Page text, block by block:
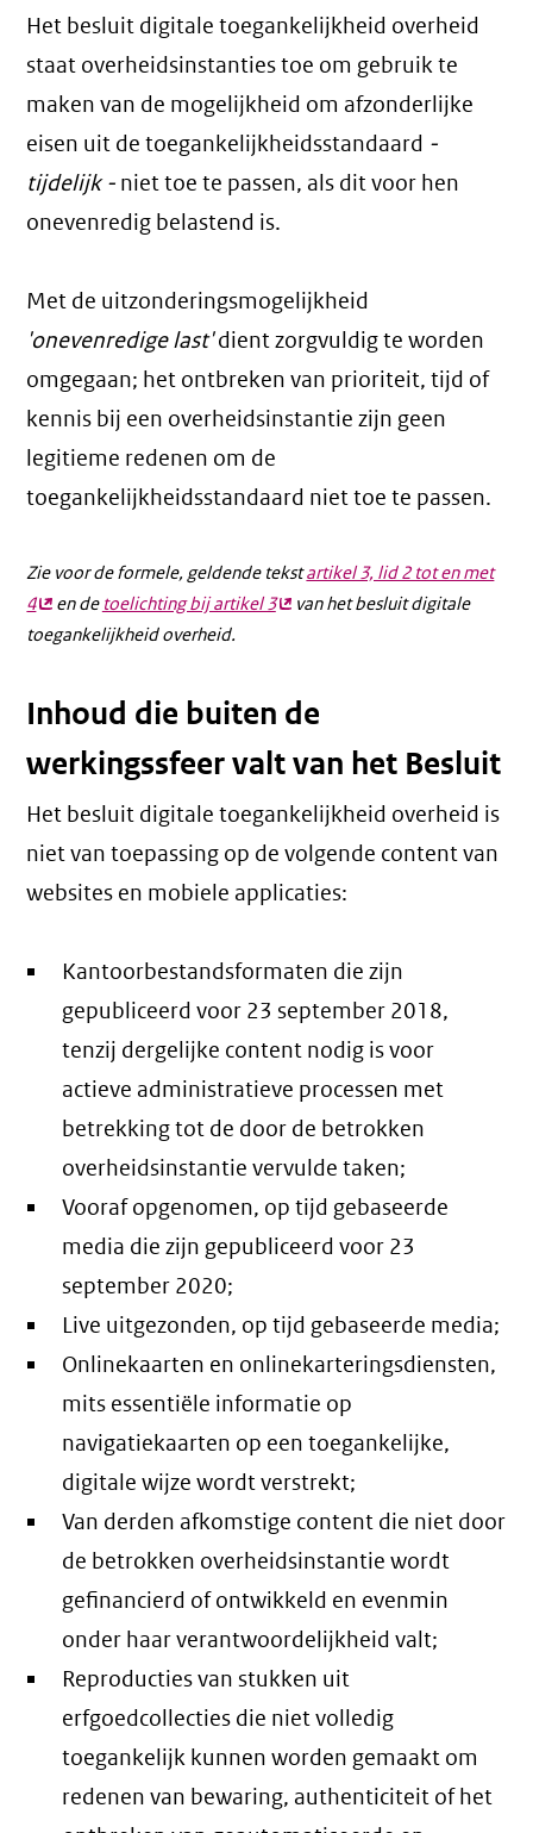
Het besluit digitale toegankelijkheid overheid
staat overheidsinstanties toe om gebruik te
maken van de mogelijkheid om afzonderlijke
eisen uit de toegankelijkheidsstandaard -
tijdelijk - niet toe te passen, als dit voor hen
onevenredig belastend is.
Met de uitzonderingsmogelijkheid
'onevenredige last'dient zorgvuldig te worden
omgegaan; het ontbreken van prioriteit, tijd of
kennis bij een overheidsinstantie zijn geen
legitieme redenen om de
toegankelijkheidsstandaard niet toe te passen.
Zie voor de formele, geldende tekstartikel 3, lid 2 tot en met
4(externe
link)
en de toelichting bij artikel 3(externe
van het besluit digitale
toegankelijkheid overheid.
Inhoud die buiten de
werkingssfeer valt van het Besluit
Het besluit digitale toegankelijkheid overheid is
niet van toepassing op de volgende content van
websites en mobiele applicaties:
Kantoorbestandsformaten die zijn
gepubliceerd voor 23 september 2018,
tenzij dergelijke content nodig is voor
actieve administratieve processen met
betrekking tot de door de betrokken
overheidsinstantie vervulde taken;
Vooraf opgenomen, op tijd gebaseerde
media die zijn gepubliceerd voor 23
september 2020;
Live uitgezonden, op tijd gebaseerde media;
Onlinekaarten en onlinekarteringsdiensten,
mits essentiële informatie op
navigatiekaarten op een toegankelijke,
digitale wijze wordt verstrekt;
Van derden afkomstige content die niet door
de betrokken overheidsinstantie wordt
gefinancierd of ontwikkeld en evenmin
onder haar verantwoordelijkheid valt;
Reproducties van stukken uit
erfgoedcollecties die niet volledig
toegankelijk kunnen worden gemaakt om
redenen van bewaring, authenticiteit of het